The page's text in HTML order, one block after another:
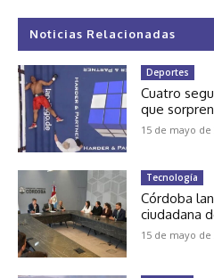
Noticias Relacionadas
Deportes
Cuatro
que
15 de mayo de
Tecnología
Córdoba
ciudadana
15 de mayo de